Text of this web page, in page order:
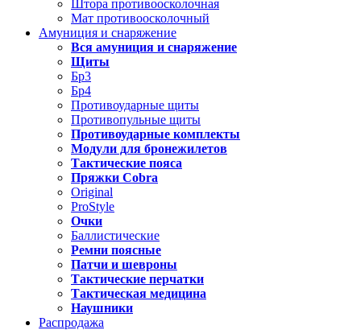
Штора противоосколочная
Мат противоосколочный
Амуниция и снаряжение
Вся амуниция и снаряжение
Щиты
Бр3
Бр4
Противоударные щиты
Противопульные щиты
Противоударные комплекты
Модули для бронежилетов
Тактические пояса
Пряжки Cobra
Original
ProStyle
Очки
Баллистические
Ремни поясные
Патчи и шевроны
Тактические перчатки
Тактическая медицина
Наушники
Распродажа